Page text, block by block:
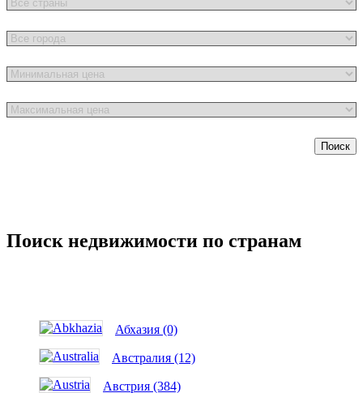
Поиск
Поиск недвижимости по странам
Абхазия (0)
Австралия (12)
Австрия (384)